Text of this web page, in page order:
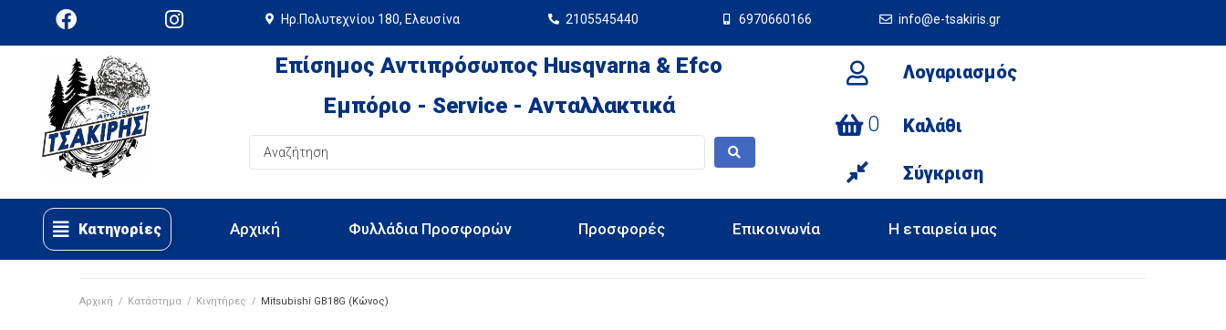
Ηρ.Πολυτεχνίου 180, Ελευσίνα 2105545440 6970660166 info@e-tsakiris.gr
Επίσημος Αντιπρόσωπος Husqvarna & Efco
Εμπόριο - Service - Ανταλλακτικά
0
Λογαριασμός
Καλάθι
Σύγκριση
Κατηγορίες Αρχική Φυλλάδια Προσφορών Προσφορές Επικοινωνία Η εταιρεία μας
Αρχική / Κατάστημα / Κινητήρες / Mitsubishi GB18G (Κώνος)